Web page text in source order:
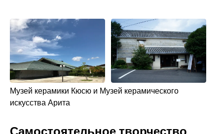
Музей керамики Кюсю и Музей керамического
искусства Арита